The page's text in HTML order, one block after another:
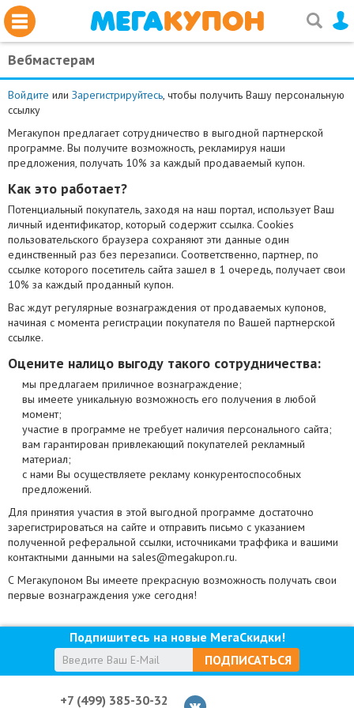
Вебмастерам
Войдите или Зарегистрируйтесь, чтобы получить Вашу персональную
ссылку
Мегакупон предлагает сотрудничество в выгодной партнерской
программе. Вы получите возможность, рекламируя наши
предложения, получать 10% за каждый продаваемый купон.
Как это работает?
Потенциальный покупатель, заходя на наш портал, использует Ваш
личный идентификатор, который содержит ссылка. Cookies
пользовательского браузера сохраняют эти данные один
единственный раз без перезаписи. Соответственно, партнер, по
ссылке которого посетитель сайта зашел в 1 очередь, получает свои
10% за каждый проданный купон.
Вас ждут регулярные вознаграждения от продаваемых купонов,
начиная с момента регистрации покупателя по Вашей партнерской
ссылке.
Оцените налицо выгоду такого сотрудничества:
мы предлагаем приличное вознаграждение;
вы имеете уникальную возможность его получения в любой
момент;
участие в программе не требует наличия персонального сайта;
вам гарантирован привлекающий покупателей рекламный
материал;
с нами Вы осуществляете рекламу конкурентоспособных
предложений.
Для принятия участия в этой выгодной программе достаточно
зарегистрироваться на сайте и отправить письмо с указанием
полученной реферальной ссылки, источниками траффика и вашими
контактными данными на sales@megakupon.ru.
С Мегакупоном Вы имеете прекрасную возможность получать свои
первые вознаграждения уже сегодня!
Подпишитесь на новые МегаСкидки!
ПОДПИСАТЬСЯ
+7 (499) 385-30-32